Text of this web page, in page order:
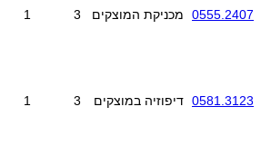
0555.2407 מכניקת המוצקים 3
1
0581.3123 דיפוזיה במוצקים 3
1